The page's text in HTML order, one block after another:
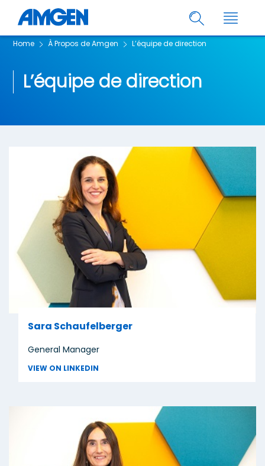
Home À Propos de Amgen L’équipe de direction
L’équipe de direction
Sara Schaufelberger
General Manager
VIEW ON LINKEDIN